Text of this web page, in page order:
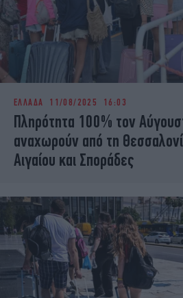
ΕΛΛΑΔΑ 11/08/2025 16:03
Πληρότητα 100% τον
αναχωρούν από τη
Αιγαίου και Σποράδες